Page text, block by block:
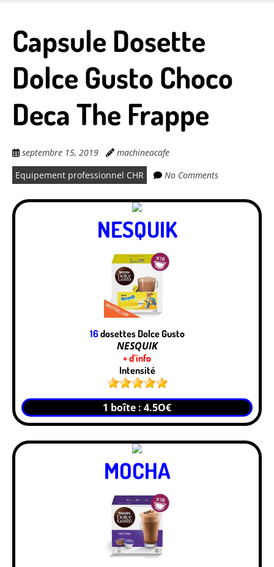
main
content
Capsule Dosette
Dolce Gusto Choco
Deca The Frappe
septembre 15, 2019
machineacafe
Equipement professionnel CHR
No Comments
NESQUIK
16dosettes Dolce Gusto
NESQUIK
+ d’info
Intensité
1 boîte : 4.5O€
MOCHA